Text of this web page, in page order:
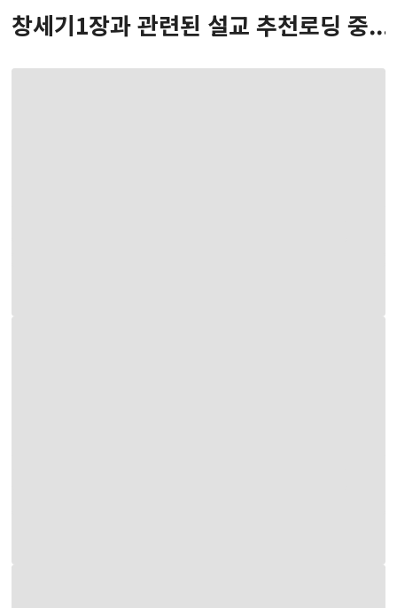
창세기1장과 관련된 설교 추천로딩 중...